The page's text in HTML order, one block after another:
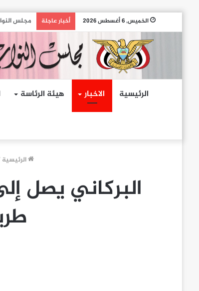
الخميس, 6 أغسطس 2026 أخبار عاجلة مجلس
الرئيسية الاخبار هيئة الرئاسة
الرئيسية
البركاني يصل